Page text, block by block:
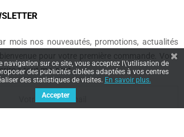
mois nos nouveautés, promotions, actualités
pour votre première commande. Vous
à tout moment.
navigation sur ce site, vous acceptez l\'utilisation de
des publicités ciblées adaptées à vos centres
des statistiques de visites. En savoir plus.
Accepter